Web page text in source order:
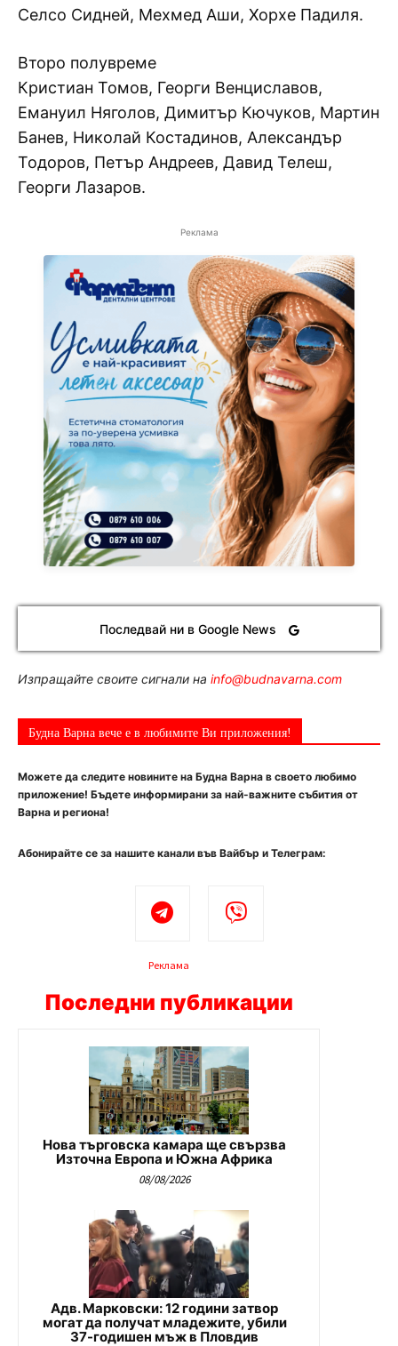
Селсо Сидней, Мехмед Аши, Хорхе Падиля.
Второ полувреме
Кристиан Томов, Георги Венциславов,
Емануил Няголов, Димитър Кючуков, Мартин
Банев, Николай Костадинов, Александър
Тодоров, Петър Андреев, Давид Телеш,
Георги Лазаров.
Реклама
Последвай ни в Google News
Изпращайте своите сигнали на info@budnavarna.com
Будна Варна вече е в любимите Ви приложения!
Можете да следите новините на Будна Варна в своето любимо
приложение! Бъдете информирани за най-важните събития от
Варна и региона!
Абонирайте се за нашите канали във Вайбър и Телеграм:
Реклама
Последни публикации
Нова търговска камара ще свързва
Източна Европа и Южна Африка
08/08/2026
Адв. Марковски: 12 години затвор
могат да получат младежите, убили
37-годишен мъж в Пловдив